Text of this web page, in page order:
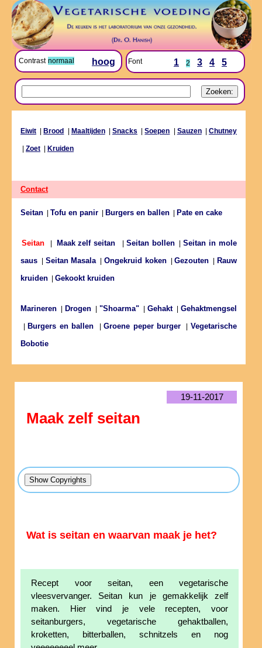
Contrast normaal hoog Font 1 2 3 4 5
Eiwit Brood Maaltijden|Snacks |Soepen Sauzen|Chutney
Zoet Kruiden
Contact
Seitan Tofu en panir Burgers en ballen Pate en cake
Seitan Maak zelf seitan Seitan bollen|Seitan in mole
saus
Seitan Masala|Ongekruid koken|Gezouten
Rauw
kruiden
Gekookt kruiden
Marineren Drogen "Shoarma" Gehakt|Gehaktmengsel
Burgers en ballen |Groene peper burger |Vegetarische
Bobotie
19-11-2017
Maak zelf seitan
Wat is seitan en waarvan maak je het?
Recept voor seitan, een vegetarische
vleesvervanger. Seitan kun je gemakkelijk zelf
maken. Hier vind je vele recepten, voor
seitanburgers, vegetarische gehaktballen,
kroketten, bitterballen, schnitzels en nog